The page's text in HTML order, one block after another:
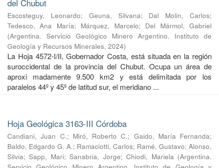
del Chubut
Escosteguy, Leonardo; Geuna, Silvana; Dal Molin, Carlos;
Tedesco, Ana María; Márquez, Marcelo; Del Mármol, Gabriel
(Argentina. Servicio Geológico Minero Argentino. Instituto de
Geología y Recursos Minerales, 2024)
La Hoja 4572-I/II, Gobernador Costa, está situada en la región
suroccidental de la provincia del Chubut. Ocupa un área de
aproxi madamente 9.500 km2 y está delimitada por los
paralelos 44º y 45º de latitud sur, el meridiano ...
Hoja Geológica 3163-III Córdoba
Candiani, Juan C.; Miró, Roberto C.; Gaido, María Fernanda;
Baldo, Edgardo G. A.; Ramaciotti, Carlos; Ramé, Gustavo; Alonso,
Silvia;Sapp, Mari;Sanabria, Jorge;Chiodi, Mariela (Argentina.